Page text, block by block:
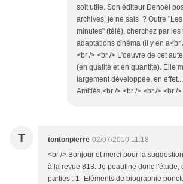
soit utile. Son éditeur Denoël
archives, je ne sais ? Outre
minutes" (télé), cherchez par les
adaptations cinéma (il y en a<br
<br /> <br /> L'oeuvre de cet
(en qualité et en quantité). Elle
largement développée, en
Amitiés.<br /> <br /> <br /> <br />
T tontonpierre 02/07/2010 11:18
<br /> Bonjour et merci pour la
à la revue 813. Je peaufine donc l'étude,
parties : 1- Eléments de biographie